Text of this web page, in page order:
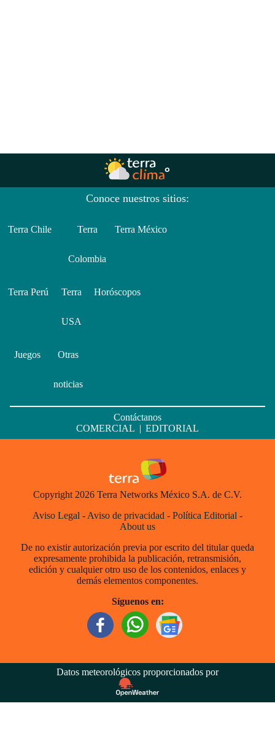
Conoce nuestros sitios:
Terra Chile Terra
Colombia
Terra México
Terra Perú Terra
USA
Horóscopos
Juegos Otras
noticias
Contáctanos
COMERCIAL | EDITORIAL
Copyright 2026 Terra Networks México S.A. de C.V.
Aviso Legal - Aviso de privacidad - Política Editorial -
About us
De no existir autorización previa por escrito del titular queda
expresamente prohibida la publicación, retransmisión,
edición y cualquier otro uso de los contenidos, enlaces y
demás elementos componentes.
Síguenos en:
Datos meteorológicos proporcionados por